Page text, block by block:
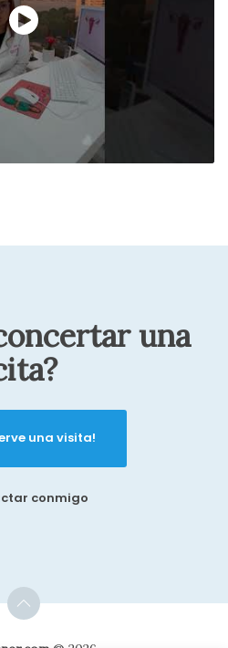
me sentí muy
todo el
atención, calidez y
consulta médicauna
una visita!
conmigo